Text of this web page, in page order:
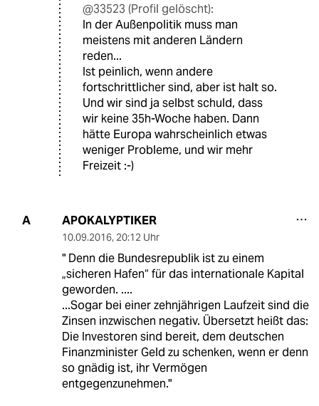
@33523 (Profil gelöscht):
In der Außenpolitik muss man
meistens mit anderen Ländern
reden...
Ist peinlich, wenn andere
fortschrittlicher sind, aber ist halt so.
Und wir sind ja selbst schuld, dass
wir keine 35h-Woche haben. Dann
hätte Europa wahrscheinlich etwas
weniger Probleme, und wir mehr
Freizeit :-)
A APOKALYPTIKER
10.09.2016, 20:12 Uhr
" Denn die Bundesrepublik ist zu einem
„sicheren Hafen“ für das internationale Kapital
geworden. ....
...Sogar bei einer zehnjährigen Laufzeit sind die
Zinsen inzwischen negativ. Übersetzt heißt das:
Die Investoren sind bereit, dem deutschen
Finanzminister Geld zu schenken, wenn er denn
so gnädig ist, ihr Vermögen
entgegenzunehmen."